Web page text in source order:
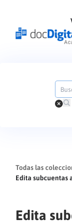
Todas las
Edita subcuentas
Edita